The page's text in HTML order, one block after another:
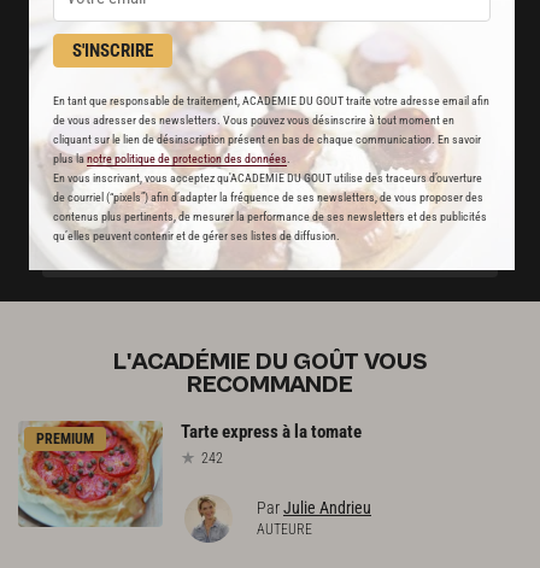
S'INSCRIRE
En tant que responsable de traitement, ACADEMIE DU GOUT traite votre adresse email afin
de vous adresser des newsletters. Vous pouvez vous désinscrire à tout moment en
cliquant sur le lien de désinscription présent en bas de chaque communication. En savoir
plus lanotre politique de protection des données
En vous inscrivant, vous acceptez qu'ACADEMIE DU GOUT utilise des traceurs d’ouverture
de courriel (“pixels”) afin d’adapter la fréquence de ses newsletters, de vous proposer des
contenus plus pertinents, de mesurer la performance de ses newsletters et des publicités
qu’elles peuvent contenir et de gérer ses listes de diffusion.
Des nouveautés
disponibles chaque semaine
Stop pub
un service garanti sans publicité
JE M'ABONNE
DÉJÀ ABONNÉ(E) ? JE ME CONNECTE
L'ACADÉMIE DU GOÛT VOUS
RECOMMANDE
PREMIUM Tarteexpressà latomate
242
ParJulie Andrieu
AUTEURE